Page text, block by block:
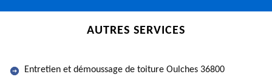
AUTRES SERVICES
Entretien et démoussage de toiture Oulches 36800